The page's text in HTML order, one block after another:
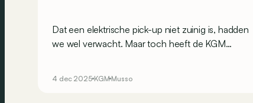
Dat een elektrische pick-up niet zuinig is, hadden
we wel verwacht. Maar toch heeft de KGM
4 dec 2025 KGM Musso